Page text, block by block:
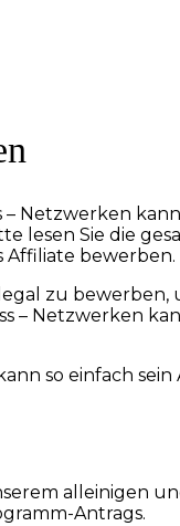
Netzwerken
Sie die
Affiliate bewerben.
zu
– Netzwerken
so einfach
alleinigen
Antrags.